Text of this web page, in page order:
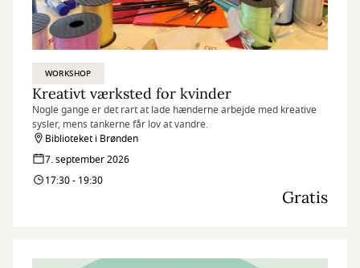
WORKSHOP
Kreativt værksted for kvinder
Nogle gange er det rart at lade hænderne arbejde med kreative
sysler, mens tankerne får lov at vandre.
Biblioteket i Brønden
7. september 2026
17:30 - 19:30
Gratis